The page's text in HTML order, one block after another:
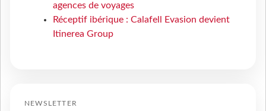
agences de voyages
Réceptif ibérique : Calafell Evasion devient
Itinerea Group
NEWSLETTER